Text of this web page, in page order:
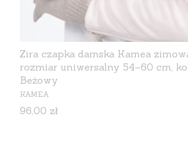
Zira czapka damska Kamea
rozmiar uniwersalny 54–60 cm,
Beżowy
PRODUCENT
KAMEA
Cena
96,00 zł